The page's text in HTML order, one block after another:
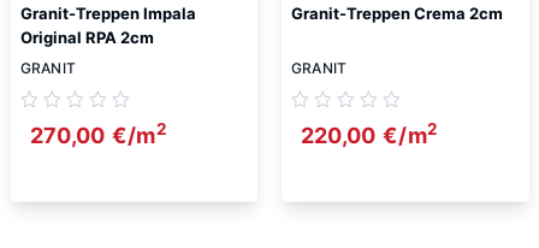
Granit-Treppen Impala
Original RPA 2cm
GRANIT
270,00 €/m2
Granit-Treppen Crema 2cm
GRANIT
220,00 €/m2